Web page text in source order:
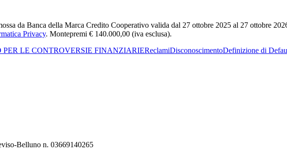
da Banca della Marca Credito Cooperativo valida dal 27 ottobre 2025 al 27 ottobre
Privacy. Montepremi € 140.000,00 (iva esclusa).
PER LE CONTROVERSIE FINANZIARIEReclamiDisconoscimentoDefinizione di
Belluno n. 03669140265